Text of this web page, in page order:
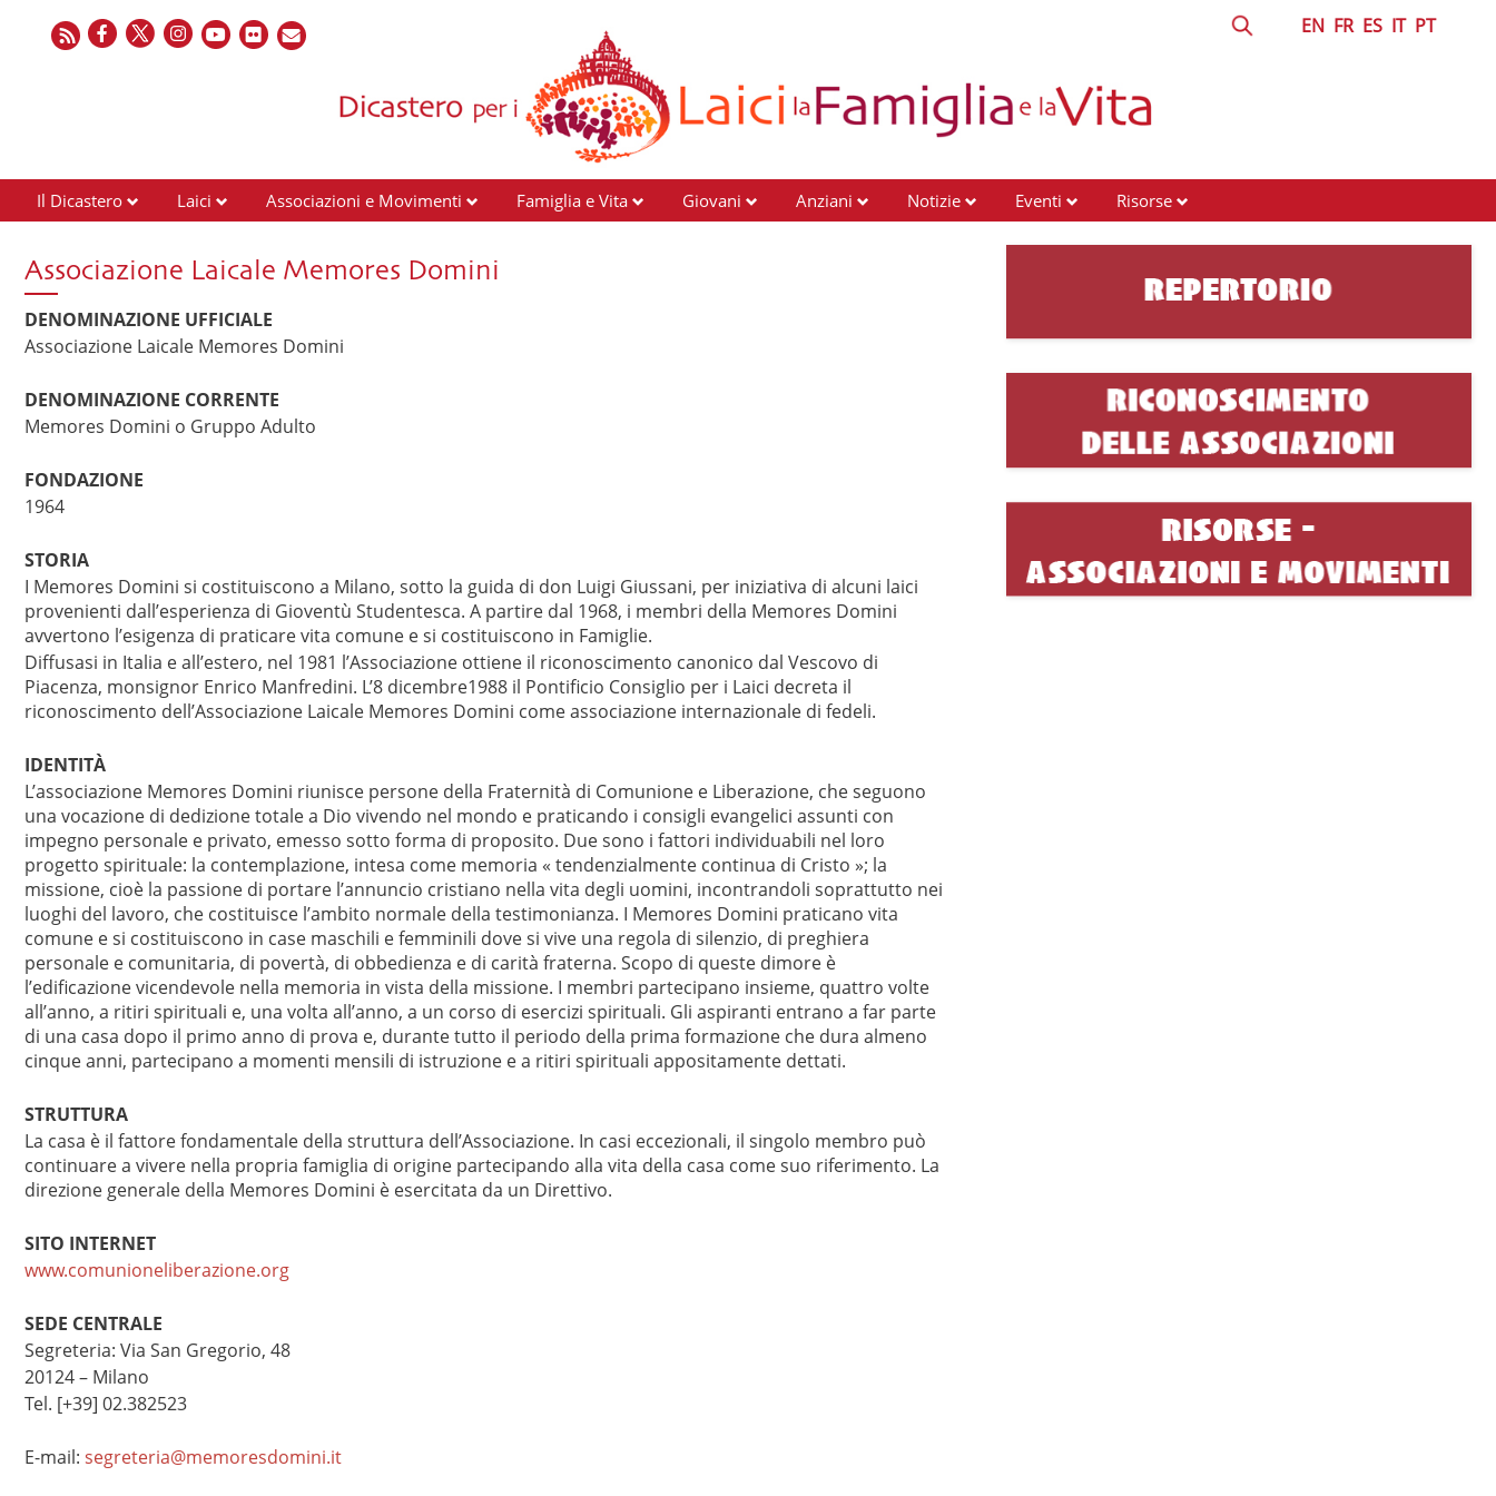
EN FR ES IT PT
Il Dicastero Laici Associazioni e Movimenti Famiglia e Vita Giovani Anziani Notizie Eventi Risorse
Associazione Laicale Memores Domini
DENOMINAZIONE UFFICIALE
Associazione Laicale Memores Domini
DENOMINAZIONE CORRENTE
Memores Domini o Gruppo Adulto
FONDAZIONE
1964
STORIA
I Memores Domini si costituiscono a Milano, sotto la guida di don Luigi Giussani, per iniziativa di alcuni laici
provenienti dall’esperienza di Gioventù Studentesca. A partire dal 1968, i membri della Memores Domini
avvertono l’esigenza di praticare vita comune e si costituiscono in Famiglie.
Diffusasi in Italia e all’estero, nel 1981 l’Associazione ottiene il riconoscimento canonico dal Vescovo di
Piacenza, monsignor Enrico Manfredini. L’8 dicembre1988 il Pontificio Consiglio per i Laici decreta il
riconoscimento dell’Associazione Laicale Memores Domini come associazione internazionale di fedeli.
IDENTITÀ
L’associazione Memores Domini riunisce persone della Fraternità di Comunione e Liberazione, che seguono
una vocazione di dedizione totale a Dio vivendo nel mondo e praticando i consigli evangelici assunti con
impegno personale e privato, emesso sotto forma di proposito. Due sono i fattori individuabili nel loro
progetto spirituale: la contemplazione, intesa come memoria « tendenzialmente continua di Cristo »; la
missione, cioè la passione di portare l’annuncio cristiano nella vita degli uomini, incontrandoli soprattutto nei
luoghi del lavoro, che costituisce l’ambito normale della testimonianza. I Memores Domini praticano vita
comune e si costituiscono in case maschili e femminili dove si vive una regola di silenzio, di preghiera
personale e comunitaria, di povertà, di obbedienza e di carità fraterna. Scopo di queste dimore è
l’edificazione vicendevole nella memoria in vista della missione. I membri partecipano insieme, quattro volte
all’anno, a ritiri spirituali e, una volta all’anno, a un corso di esercizi spirituali. Gli aspiranti entrano a far parte
di una casa dopo il primo anno di prova e, durante tutto il periodo della prima formazione che dura almeno
cinque anni, partecipano a momenti mensili di istruzione e a ritiri spirituali appositamente dettati.
STRUTTURA
La casa è il fattore fondamentale della struttura dell’Associazione. In casi eccezionali, il singolo membro può
continuare a vivere nella propria famiglia di origine partecipando alla vita della casa come suo riferimento. La
direzione generale della Memores Domini è esercitata da un Direttivo.
SITO INTERNET
www.comunioneliberazione.org
SEDE CENTRALE
Segreteria: Via San Gregorio, 48
20124 – Milano
Tel. [+39] 02.382523
E-mail: segreteria@memoresdomini.it